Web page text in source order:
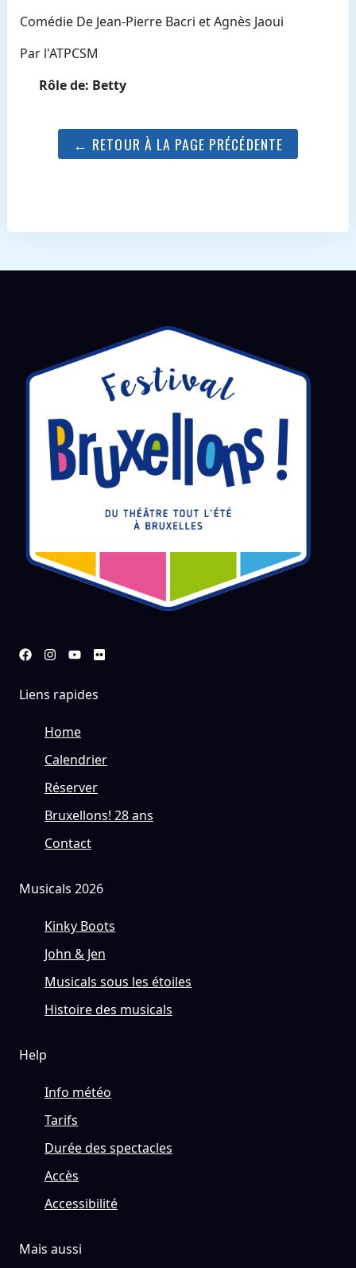
Comédie De Jean-Pierre Bacri et Agnès Jaoui
Par l'ATPCSM
Rôle de: Betty
← RETOUR À LA PAGE PRÉCÉDENTE
Liens rapides
Home
Calendrier
Réserver
Bruxellons! 28 ans
Contact
Musicals 2026
Kinky Boots
John & Jen
Musicals sous les étoiles
Histoire des musicals
Help
Info météo
Tarifs
Durée des spectacles
Accès
Accessibilité
Mais aussi